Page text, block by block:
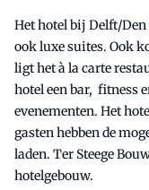
Het hotel bij Delft/
ook luxe suites. Ook
ligt het à la carte
hotel een bar, fitness
evenementen. Het
gasten hebben de
laden. Ter Steege
hotelgebouw.